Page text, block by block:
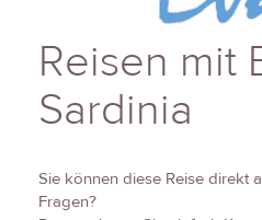
Reisen mit
Sardinia
Sie können diese Reise direkt
Fragen?